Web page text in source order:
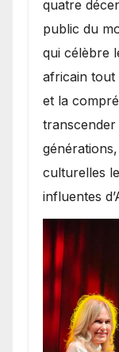
quatre
public du
qui célèbre
africain tout
et la
transcender
culturelles
influentes